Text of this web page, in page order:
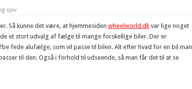
sjov
Så kunne det være, at hjemmesiden wheelworld.dkvar lige noget
et stort udvalg af fælge til mange forskellige biler. Der er
fede alufælge, som vil passe til bilen. Alt efter hvad for en bil man
til den. Også i forhold til udseende, så man får det til at se